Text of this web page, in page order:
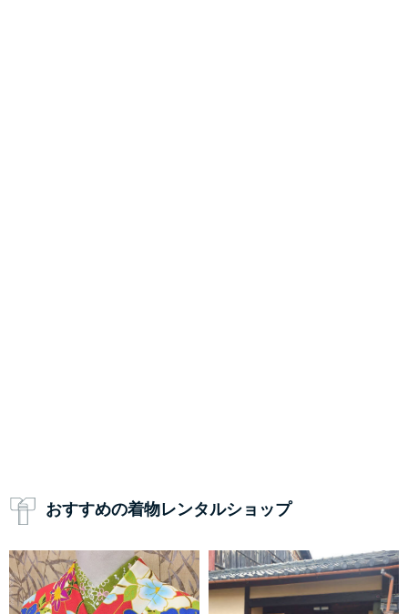
おすすめの着物レンタルショップ